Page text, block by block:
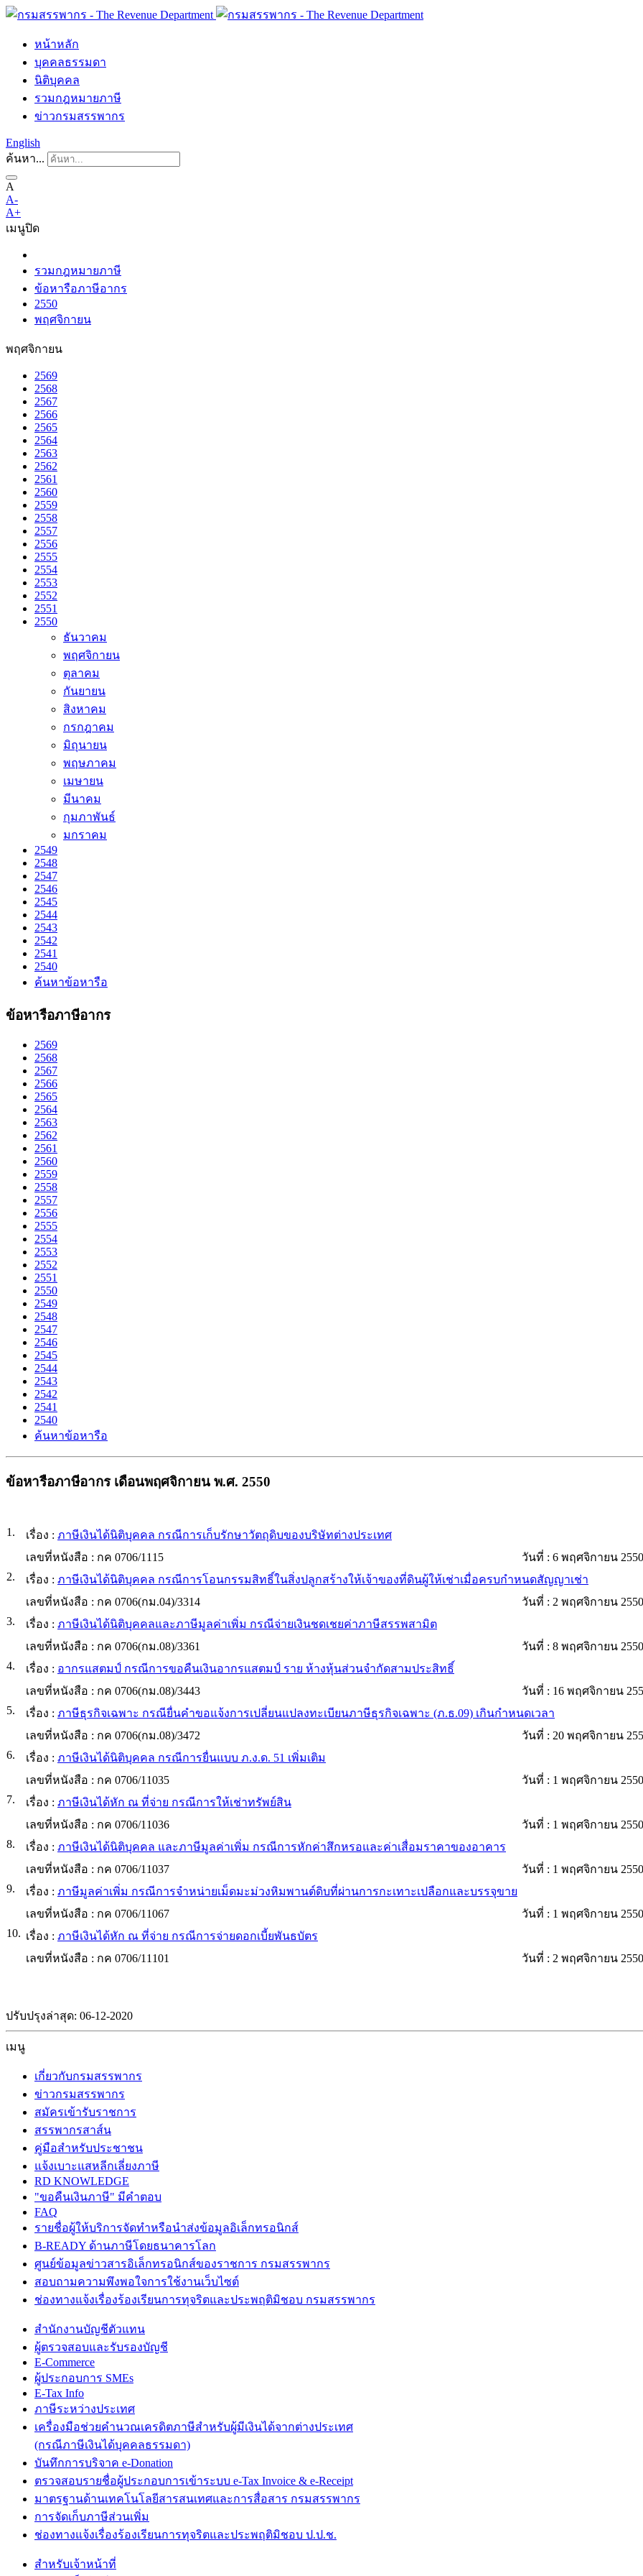
หน้าหลัก
บุคคลธรรมดา
นิติบุคคล
รวมกฎหมายภาษี
ข่าวกรมสรรพากร
English
ค้นหา...
A
A-
A+
เมนูปิด
รวมกฎหมายภาษี
ข้อหารือภาษีอากร
2550
พฤศจิกายน
พฤศจิกายน
2569
2568
2567
2566
2565
2564
2563
2562
2561
2560
2559
2558
2557
2556
2555
2554
2553
2552
2551
2550
ธันวาคม
พฤศจิกายน
ตุลาคม
กันยายน
สิงหาคม
กรกฎาคม
มิถุนายน
พฤษภาคม
เมษายน
มีนาคม
กุมภาพันธ์
มกราคม
2549
2548
2547
2546
2545
2544
2543
2542
2541
2540
ค้นหาข้อหารือ
ข้อหารือภาษีอากร
2569
2568
2567
2566
2565
2564
2563
2562
2561
2560
2559
2558
2557
2556
2555
2554
2553
2552
2551
2550
2549
2548
2547
2546
2545
2544
2543
2542
2541
2540
ค้นหาข้อหารือ
ข้อหารือภาษีอากร เดือนพฤศจิกายน พ.ศ. 2550
1.
เรื่อง : ภาษีเงินได้นิติบุคคล กรณีการเก็บรักษาวัตถุดิบของบริษัทต่างประเทศ
เลขที่หนังสือ : กค 0706/1115 วันที่ : 6 พฤศจิกายน 2550
2.
เรื่อง : ภาษีเงินได้นิติบุคคล กรณีการโอนกรรมสิทธิ์ในสิ่งปลูกสร้างให้เจ้าของที่ดินผู้ให้เช่าเมื่อครบกำหนดสัญญาเช่า
เลขที่หนังสือ : กค 0706(กม.04)/3314 วันที่ : 2 พฤศจิกายน 2550
3.
เรื่อง : ภาษีเงินได้นิติบุคคลและภาษีมูลค่าเพิ่ม กรณีจ่ายเงินชดเชยค่าภาษีสรรพสามิต
เลขที่หนังสือ : กค 0706(กม.08)/3361 วันที่ : 8 พฤศจิกายน 2550
4.
เรื่อง : อากรแสตมป์ กรณีการขอคืนเงินอากรแสตมป์ ราย ห้างหุ้นส่วนจำกัดสามประสิทธิ์
เลขที่หนังสือ : กค 0706(กม.08)/3443 วันที่ : 16 พฤศจิกายน
5.
เรื่อง : ภาษีธุรกิจเฉพาะ กรณียื่นคำขอแจ้งการเปลี่ยนแปลงทะเบียนภาษีธุรกิจเฉพาะ (ภ.ธ.09) เกินกำหนดเวลา
เลขที่หนังสือ : กค 0706(กม.08)/3472 วันที่ : 20 พฤศจิกายน
6.
เรื่อง : ภาษีเงินได้นิติบุคคล กรณีการยื่นแบบ ภ.ง.ด. 51 เพิ่มเติม
เลขที่หนังสือ : กค 0706/11035 วันที่ : 1 พฤศจิกายน 2550
7.
เรื่อง : ภาษีเงินได้หัก ณ ที่จ่าย กรณีการให้เช่าทรัพย์สิน
เลขที่หนังสือ : กค 0706/11036 วันที่ : 1 พฤศจิกายน 2550
8.
เรื่อง : ภาษีเงินได้นิติบุคคล และภาษีมูลค่าเพิ่ม กรณีการหักค่าสึกหรอและค่าเสื่อมราคาของอาคาร
เลขที่หนังสือ : กค 0706/11037 วันที่ : 1 พฤศจิกายน 2550
9.
เรื่อง : ภาษีมูลค่าเพิ่ม กรณีการจำหน่ายเม็ดมะม่วงหิมพานต์ดิบที่ผ่านการกะเทาะเปลือกและบรรจุขาย
เลขที่หนังสือ : กค 0706/11067 วันที่ : 1 พฤศจิกายน 2550
10. เรื่อง : ภาษีเงินได้หัก ณ ที่จ่าย กรณีการจ่ายดอกเบี้ยพันธบัตร
เลขที่หนังสือ : กค 0706/11101 วันที่ : 2 พฤศจิกายน 2550
ปรับปรุงล่าสุด: 06-12-2020
เมนู
เกี่ยวกับกรมสรรพากร
ข่าวกรมสรรพากร
สมัครเข้ารับราชการ
สรรพากรสาส์น
คู่มือสำหรับประชาชน
แจ้งเบาะแสหลีกเลี่ยงภาษี
RD KNOWLEDGE
"ขอคืนเงินภาษี" มีคำตอบ
FAQ
รายชื่อผู้ให้บริการจัดทำหรือนำส่งข้อมูลอิเล็กทรอนิกส์
B-READY ด้านภาษีโดยธนาคารโลก
ศูนย์ข้อมูลข่าวสารอิเล็กทรอนิกส์ของราชการ กรมสรรพากร
สอบถามความพึงพอใจการใช้งานเว็บไซต์
ช่องทางแจ้งเรื่องร้องเรียนการทุจริตและประพฤติมิชอบ กรมสรรพากร
สำนักงานบัญชีตัวแทน
ผู้ตรวจสอบและรับรองบัญชี
E-Commerce
ผู้ประกอบการ SMEs
E-Tax Info
ภาษีระหว่างประเทศ
เครื่องมือช่วยคำนวณเครดิตภาษีสำหรับผู้มีเงินได้จากต่างประเทศ
(กรณีภาษีเงินได้บุคคลธรรมดา)
บันทึกการบริจาค e-Donation
ตรวจสอบรายชื่อผู้ประกอบการเข้าระบบ e-Tax Invoice & e-Receipt
มาตรฐานด้านเทคโนโลยีสารสนเทศและการสื่อสาร กรมสรรพากร
การจัดเก็บภาษีส่วนเพิ่ม
ช่องทางแจ้งเรื่องร้องเรียนการทุจริตและประพฤติมิชอบ ป.ป.ช.
สำหรับเจ้าหน้าที่